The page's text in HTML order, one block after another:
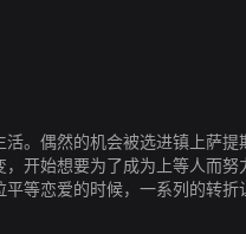
。偶然的机会被选进镇上萨
开始想要为了成为上等人而
等恋爱的时候，一系列的转折